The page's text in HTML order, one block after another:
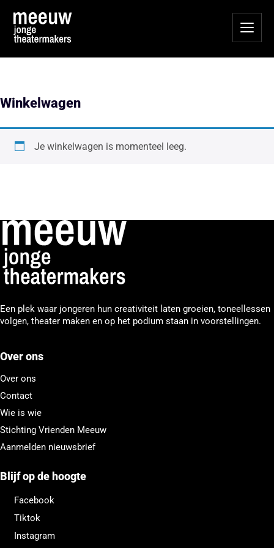
Winkelwagen
Je winkelwagen is momenteel leeg.
Een plek waar jongeren hun creativiteit laten groeien, toneellessen
volgen, theater maken en op het podium staan in voorstellingen.
Over ons
Over ons
Contact
Wie is wie
Stichting Vrienden Meeuw
Aanmelden nieuwsbrief
Blijf op de hoogte
Facebook
Tiktok
Instagram